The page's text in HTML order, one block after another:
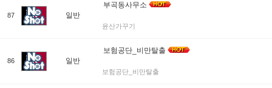
87 일반
부곡동사무소
윤산가꾸기
86 일반
보험공단_비만탈출
보험공단_비만탈출